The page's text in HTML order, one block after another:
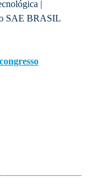
|
SAE BRASIL